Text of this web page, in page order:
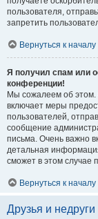
пользователя,
запретить
Вернуться к началу
Я получил спам или
конференции!
Мы сожалеем об этом.
включает меры
пользователей,
сообщение
письма. Очень важно
детальная
сможет в этом случае
Вернуться к началу
Друзья и недруги